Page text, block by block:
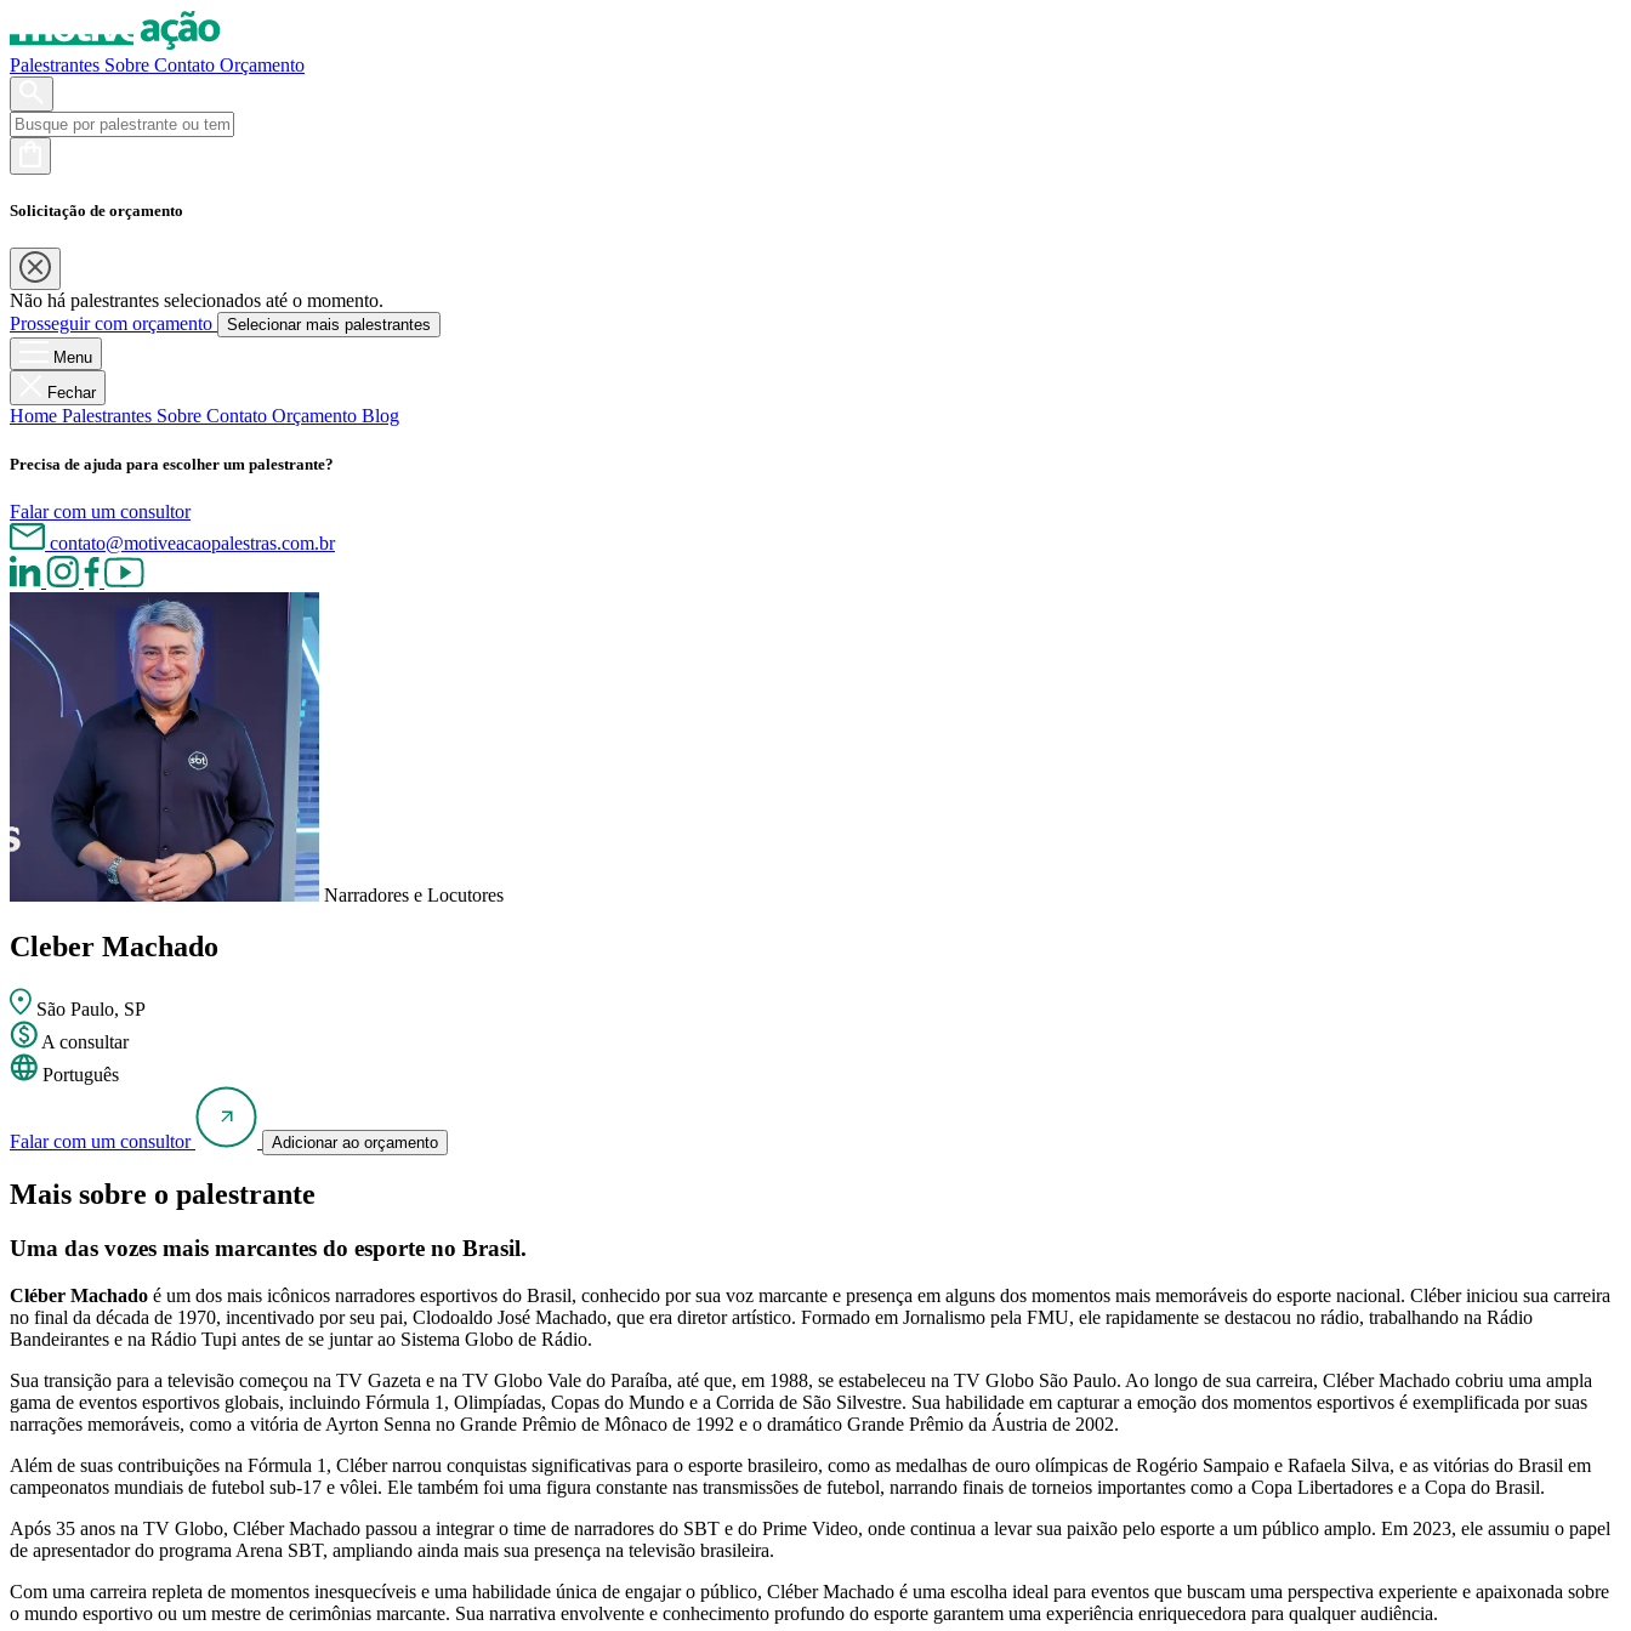
Palestrantes Sobre Contato Orçamento
Solicitação de orçamento
Não há palestrantes selecionados até o momento.
Prosseguir com orçamento
Selecionar mais palestrantes
Menu
Fechar
Home Palestrantes Sobre Contato Orçamento Blog
Precisa de ajuda para escolher um palestrante?
Falar com um consultor
contato@motiveacaopalestras.com.br
Narradores e Locutores
Cleber Machado
São Paulo, SP
A consultar
Português
Falar com um consultor Adicionar ao orçamento
Mais sobre o palestrante
Uma das vozes mais marcantes do esporte no Brasil.
Cléber Machado é um dos mais icônicos narradores esportivos do Brasil, conhecido por sua voz marcante e presença em alguns dos momentos mais memoráveis do esporte nacional. Cléber iniciou sua carreira
no final da década de 1970, incentivado por seu pai, Clodoaldo José Machado, que era diretor artístico. Formado em Jornalismo pela FMU, ele rapidamente se destacou no rádio, trabalhando na Rádio
Bandeirantes e na Rádio Tupi antes de se juntar ao Sistema Globo de Rádio.
Sua transição para a televisão começou na TV Gazeta e na TV Globo Vale do Paraíba, até que, em 1988, se estabeleceu na TV Globo São Paulo. Ao longo de sua carreira, Cléber Machado cobriu uma ampla
gama de eventos esportivos globais, incluindo Fórmula 1, Olimpíadas, Copas do Mundo e a Corrida de São Silvestre. Sua habilidade em capturar a emoção dos momentos esportivos é exemplificada por suas
narrações memoráveis, como a vitória de Ayrton Senna no Grande Prêmio de Mônaco de 1992 e o dramático Grande Prêmio da Áustria de 2002.
Além de suas contribuições na Fórmula 1, Cléber narrou conquistas significativas para o esporte brasileiro, como as medalhas de ouro olímpicas de Rogério Sampaio e Rafaela Silva, e as vitórias do Brasil em
campeonatos mundiais de futebol sub-17 e vôlei. Ele também foi uma figura constante nas transmissões de futebol, narrando finais de torneios importantes como a Copa Libertadores e a Copa do Brasil.
Após 35 anos na TV Globo, Cléber Machado passou a integrar o time de narradores do SBT e do Prime Video, onde continua a levar sua paixão pelo esporte a um público amplo. Em 2023, ele assumiu o papel
de apresentador do programa Arena SBT, ampliando ainda mais sua presença na televisão brasileira.
Com uma carreira repleta de momentos inesquecíveis e uma habilidade única de engajar o público, Cléber Machado é uma escolha ideal para eventos que buscam uma perspectiva experiente e apaixonada sobre
o mundo esportivo ou um mestre de cerimônias marcante. Sua narrativa envolvente e conhecimento profundo do esporte garantem uma experiência enriquecedora para qualquer audiência.